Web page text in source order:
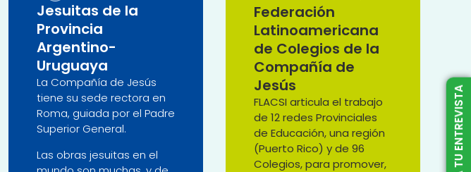
Jesuitas de la
Provincia
Argentino-
Uruguaya
La Compañía de Jesús
tiene su sede rectora en
Roma, guiada por el Padre
Superior General.
Las obras jesuitas en el
Federación
Latinoamericana
de Colegios de la
Compañía de
Jesús
FLACSI articula el trabajo
de 12 redes Provinciales
de Educación, una región
(Puerto Rico) y de 96
Colegios, para promover,